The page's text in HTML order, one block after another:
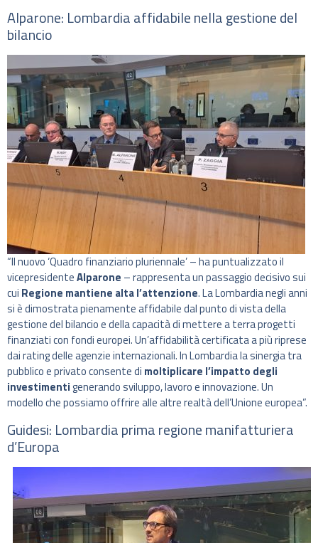
Alparone: Lombardia affidabile nella gestione del
bilancio
“Il nuovo ‘Quadro finanziario pluriennale’ – ha puntualizzato il
vicepresidenteAlparone – rappresenta un passaggio decisivo sui
cui Regione mantiene alta l’attenzione. La Lombardia negli anni
si è dimostrata pienamente affidabile dal punto di vista della
gestione del bilancio e della capacità di mettere a terra progetti
finanziati con fondi europei. Un’affidabilità certificata a più riprese
dai rating delle agenzie internazionali. In Lombardia la sinergia tra
pubblico e privato consente di moltiplicare l’impatto degli
investimentigenerando sviluppo, lavoro e innovazione. Un
modello che possiamo offrire alle altre realtà dell’Unione europea”.
Guidesi: Lombardia prima regione manifatturiera
d’Europa